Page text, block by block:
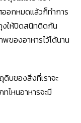
ออกหมดแล้วก็ทำการ
งให้ปิดสนิทติดกัน
ของอาหารไว้ได้นาน
ดิบของสิ่งที่เราจะ
ไหนอาหารจะมี